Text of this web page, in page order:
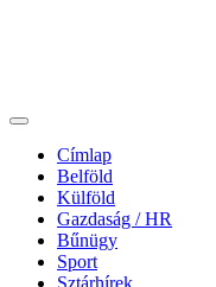
Címlap
Belföld
Külföld
Gazdaság / HR
Bűnügy
Sport